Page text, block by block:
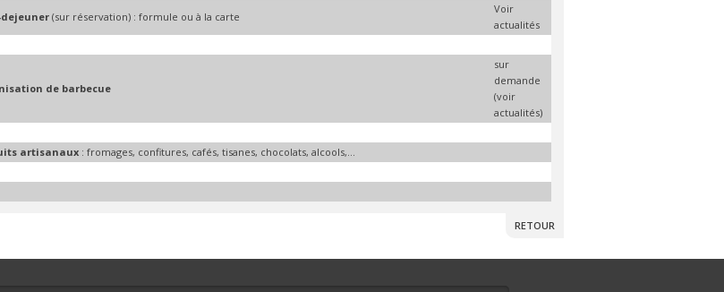
dejeuner(sur réservation) : formule ou à la carte
Voir
actualités
de barbecue
sur
demande
(voir
actualités)
artisanaux : fromages, confitures, cafés, tisanes, chocolats, alcools,...
RETOUR